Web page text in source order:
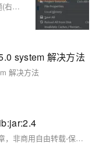
在idea中新建完springboot项目的时候遇到问题(右键没有class选择；控制台报错：Could not transfer artifact org.apache.tomcat.embed:tomcat-embed-core:jar:9.0.60 from/to central ....)
system 解决方法
解决方法
版权声明：本文为 testcs_dn(微wx笑) 原创文章，非商用自由转载-保持署名-注明出处，谢谢。 https://blog.csdn.net/testcs_dn/article/details/79911266 添加依赖 net.